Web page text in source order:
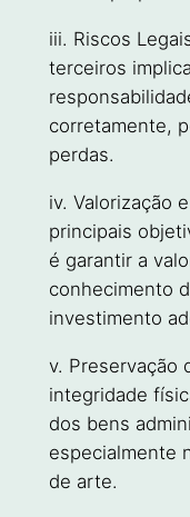
iii. Riscos
terceiros
corretamente,
perdas.
iv. Valorização
principais
é garantir a
conhecimento
investimento
v. Preservação
integridade
dos bens
especialmente
de arte.